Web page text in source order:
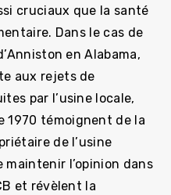
cruciaux que la santé
Dans le cas de
en Alabama,
aux rejets de
par l’usine locale,
1970 témoignent de la
de l’usine
l’opinion dans
et révèlent la